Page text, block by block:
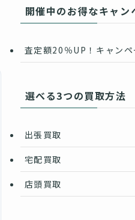
開催中のお得なキャン
査定額20％UP！キャンペ
選べる3つの買取方法
出張買取
宅配買取
店頭買取